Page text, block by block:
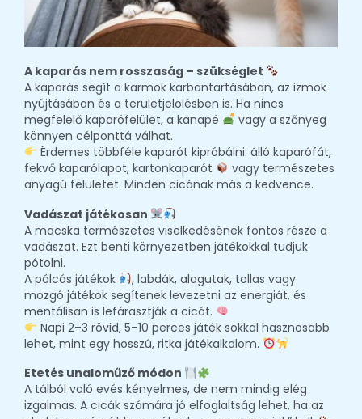
A kaparás nem rosszaság – szükséglet
A kaparás segít a karmok karbantartásában, az izmok
nyújtásában és a területjelölésben is. Ha nincs
megfelelő kaparófelület, a kanapé
vagy a szőnyeg
könnyen célponttá válhat.
Érdemes többféle kaparót kipróbálni: álló kaparófát,
fekvő kaparólapot, kartonkaparót
vagy természetes
anyagú felületet. Minden cicának más a kedvence.
Vadászat játékosan
A macska természetes viselkedésének fontos része a
vadászat. Ezt benti környezetben játékokkal tudjuk
pótolni.
A pálcás játékok
, labdák, alagutak, tollas vagy
mozgó játékok segítenek levezetni az energiát, és
mentálisan is lefárasztják a cicát.
Napi 2–3 rövid, 5–10 perces játék sokkal hasznosabb
lehet, mint egy hosszú, ritka játékalkalom.
Etetés unaloműző módon
A tálból való evés kényelmes, de nem mindig elég
izgalmas. A cicák számára jó elfoglaltság lehet, ha az